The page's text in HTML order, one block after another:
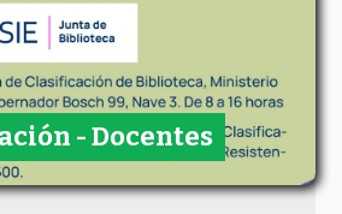
- Docentes